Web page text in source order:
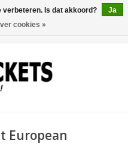
European
verbeteren. Is dat akkoord?
Ja
cookies »